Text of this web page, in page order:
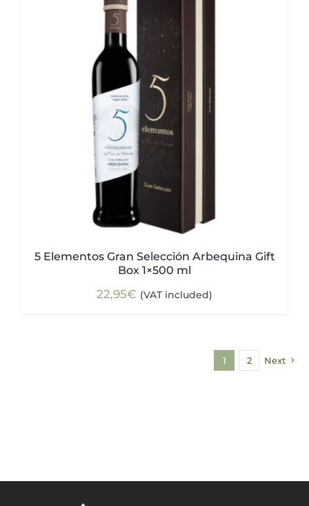
5 Elementos Gran Selección Arbequina Gift
Box 1×500 ml
22,95€ (VAT included)
1 2 Next